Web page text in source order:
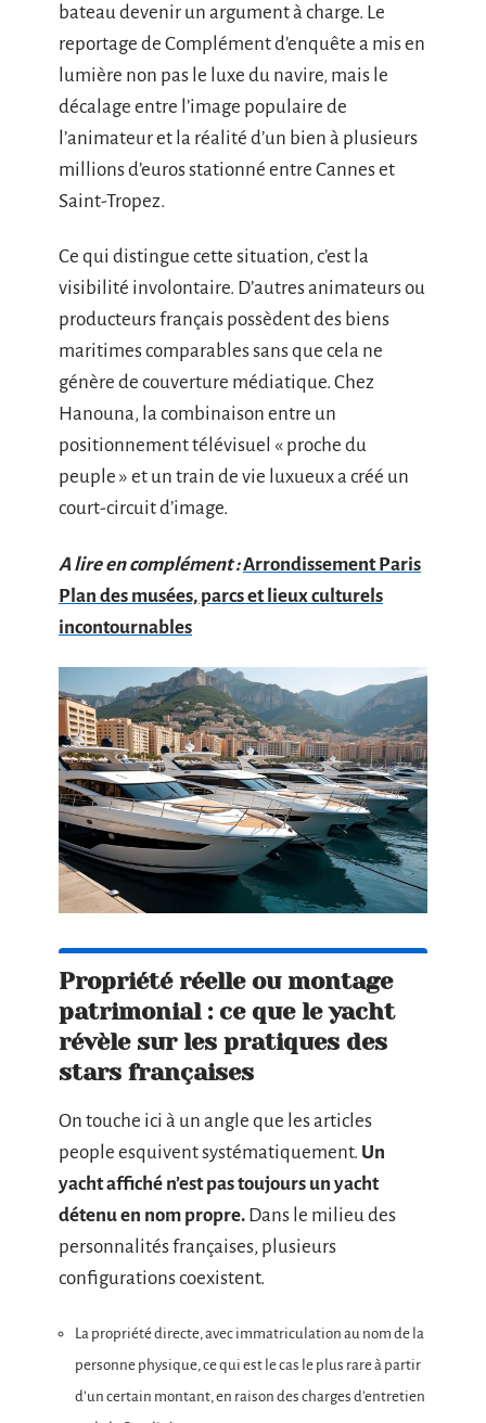
bateau devenir un argument à charge. Le
reportage de Complément d’enquête a mis en
lumière non pas le luxe du navire, mais le
décalage entre l’image populaire de
l’animateur et la réalité d’un bien à plusieurs
millions d’euros stationné entre Cannes et
Saint-Tropez.
Ce qui distingue cette situation, c’est la
visibilité involontaire. D’autres animateurs ou
producteurs français possèdent des biens
maritimes comparables sans que cela ne
génère de couverture médiatique. Chez
Hanouna, la combinaison entre un
positionnement télévisuel « proche du
peuple » et un train de vie luxueux a créé un
court-circuit d’image.
A lire en complément :Arrondissement Paris
Plan des musées, parcs et lieux culturels
incontournables
Propriété réelle ou montage
patrimonial : ce que le yacht
révèle sur les pratiques des
stars françaises
On touche ici à un angle que les articles
people esquivent systématiquement. Un
yacht affiché n’est pas toujours un yacht
détenu en nom propre. Dans le milieu des
personnalités françaises, plusieurs
configurations coexistent.
La propriété directe, avec immatriculation au nom de la
personne physique, ce qui est le cas le plus rare à partir
d’un certain montant, en raison des charges d’entretien